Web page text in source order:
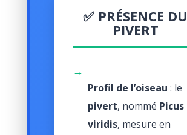
✅ PRÉSENCE DU
PIVERT
→
Profil de l’oiseau : le
pivert, nommé Picus
viridis, mesure en